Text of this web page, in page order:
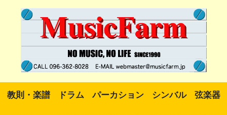
教則・楽譜 ドラム パーカション シンバル 弦楽器